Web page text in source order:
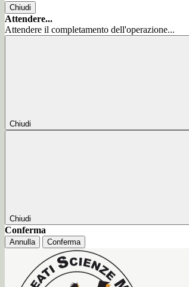
Chiudi
Attendere...
Attendere il completamento dell'operazione...
Chiudi
Chiudi
Conferma
Annulla Conferma